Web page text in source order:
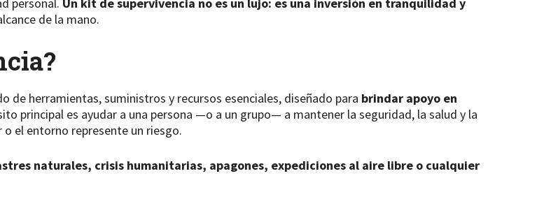
de la mano.
de herramientas, suministros y recursos esenciales, diseñado para brindar apoyo en
principal es ayudar a una persona —o a un grupo— a mantener la seguridad, la salud y la
el entorno represente un riesgo.
naturales, crisis humanitarias, apagones, expediciones al aire libre o cualquier